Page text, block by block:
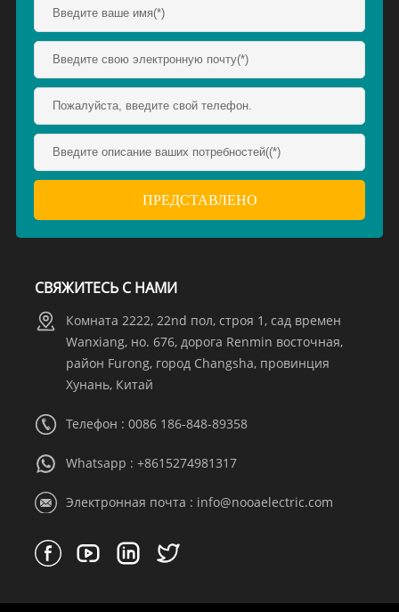
СВЯЖИТЕСЬ С НАМИ
Комната 2222, 22nd пол, строя 1, сад времен
Wanxiang, но. 676, дорога Renmin восточная,
район Furong, город Changsha, провинция
Хунань, Китай
Телефон : 0086 186-848-89358
Whatsapp : +8615274981317
Электронная почта : info@nooaelectric.com